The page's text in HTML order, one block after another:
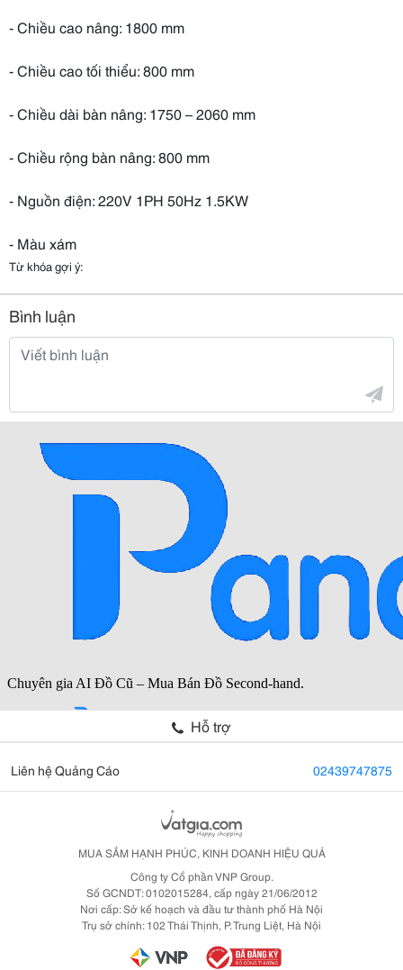
- Chiều cao nâng: 1800 mm
- Chiều cao tối thiểu: 800 mm
- Chiều dài bàn nâng: 1750 – 2060 mm
- Chiều rộng bàn nâng: 800 mm
- Nguồn điện: 220V 1PH 50Hz 1.5KW
- Màu xám
Từ khóa gợi ý:
Bình luận
Hỗ trợ
Liên hệ Quảng Cáo 02439747875
MUA SẮM HẠNH PHÚC, KINH DOANH HIỆU QUẢ
Công ty Cổ phần VNP Group.
Số GCNDT: 0102015284, cấp ngày 21/06/2012
Nơi cấp: Sở kế hoạch và đầu tư thành phố Hà Nội
Trụ sở chính: 102 Thái Thịnh, P. Trung Liệt, Hà Nội